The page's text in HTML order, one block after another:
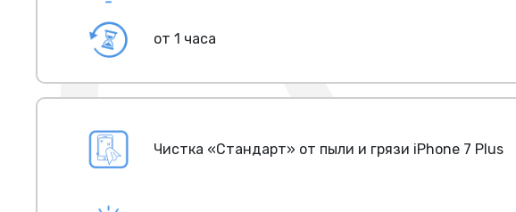
от 1 часа
Чистка «Стандарт» от пыли и грязи iPhone 7 Plus